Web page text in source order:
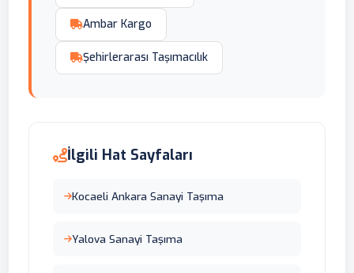
Ambar Kargo
Şehirlerarası Taşımacılık
İlgili Hat Sayfaları
Kocaeli Ankara Sanayi Taşıma
Yalova Sanayi Taşıma